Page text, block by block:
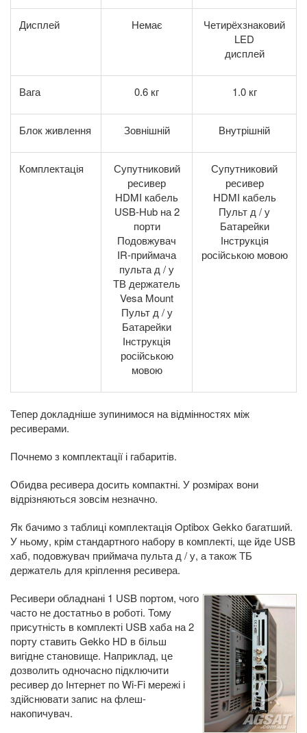
Дисплей Немає
Четирёхзнаковий
LED
дисплей
Вага 0.6 кг 1.0 кг
Блок живлення Зовнішній Внутрішній
Комплектація
Супутниковий
ресивер
HDMI кабель
USB-Hub на 2
порти
Подовжувач
IR-приймача
пульта д / у
ТВ держатель
Vesa Mount
Пульт д / у
Батарейки
Інструкція
російською
мовою
Супутниковий
ресивер
HDMI кабель
Пульт д / у
Батарейки
Інструкція
російською мовою
Тепер докладніше зупинимося на відмінностях між
ресиверами.
Почнемо з комплектації і габаритів.
Обидва ресивера досить компактні. У розмірах вони
відрізняються зовсім незначно.
Як бачимо з таблиці комплектація Optibox Gekko багатший.
У ньому, крім стандартного набору в комплекті, ще йде USB
хаб, подовжувач приймача пульта д / у, а також ТБ
держатель для кріплення ресивера.
Ресивери обладнані 1 USB портом, чого
часто не достатньо в роботі. Тому
присутність в комплекті USB хаба на 2
порту ставить Gekko HD в більш
вигідне становище. Наприклад, це
дозволить одночасно підключити
ресивер до Інтернет по Wi-Fi мережі і
здійснювати запис на флеш-
накопичувач.